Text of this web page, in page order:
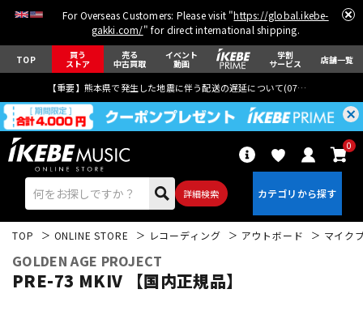
For Overseas Customers: Please visit "https://global.ikebe-
gakki.com/" for direct international shipping.
TOP 買う
ストア
売る
中古買取
イベント
動画
学割
サービス 店舗一覧
【重要】熊本県で発生した地震に伴う配送の遅延について(07月29日
詳細検索
0
TOP ONLINE STORE レコーディング アウトボード マイク
GOLDEN AGE PROJECT
PRE-73 MKIV 【国内正規品】